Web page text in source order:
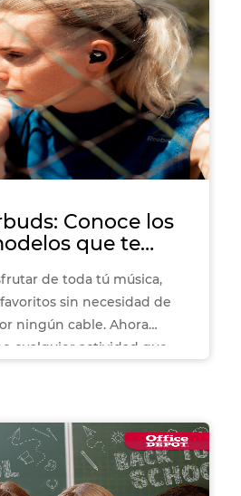
Conoce los
que te
de toda tú música,
sin necesidad de
ningún cable. Ahora
cualquier actividad que